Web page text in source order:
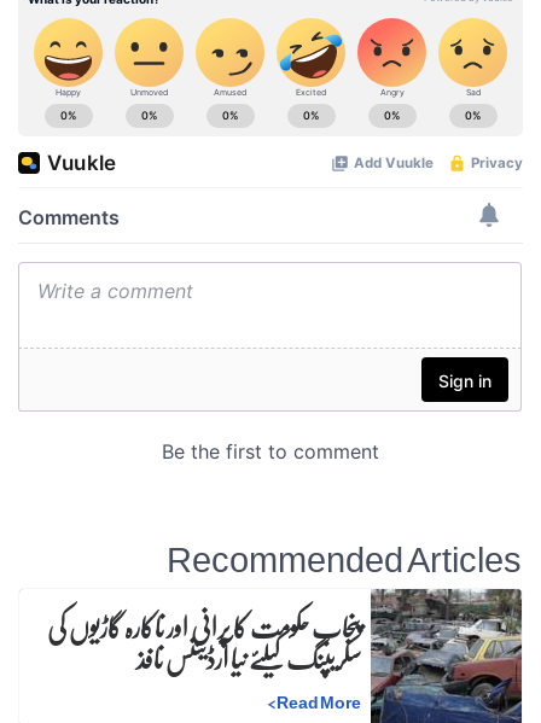
Recommended Articles
پنجاب حکومت کا پرانی اور ناکارہ گاڑیوں کی
سکریپنگ کیلئے نیا آرڈیننس نافذ
Read More
>